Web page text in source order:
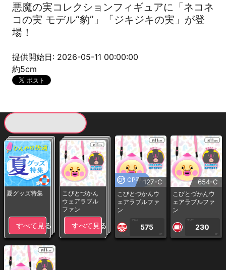
悪魔の実コレクションフィギュアに「ネコネ
コの実 モデル“豹”」「ジキジキの実」が登
場！
提供開始日: 2026-05-11 00:00:00
約5cm
夏グッズ特集
すべて見る
こびとづかん
ウェアラブル
ファン
すべて見る
CP専用127-C
こびとづかんウ
ェアラブルファ
ン
1PLAY
575
CP
654-C
こびとづかんウ
ェアラブルファ
ン
1PLAY
230
CP